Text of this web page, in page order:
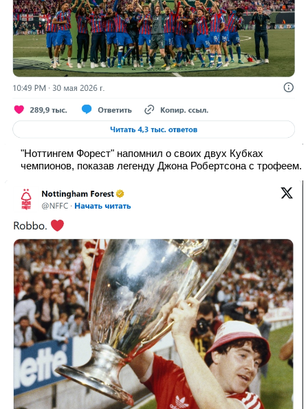
"Ноттингем Форест" напомнил о своих двух Кубках
чемпионов, показав легенду Джона Робертсона с трофеем.